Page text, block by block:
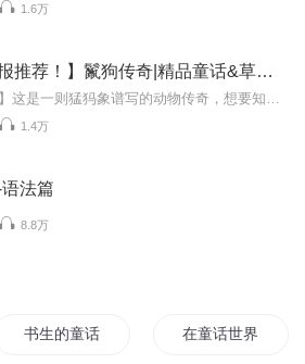
1.6万
【光明日报推荐！】鬣狗传奇|精品童话&草原探险
1.4万
法篇
8.8万
书生的童话 在童话世界当魔女